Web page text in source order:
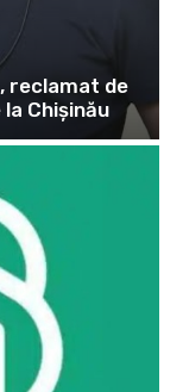
reclamat de
Chișinău